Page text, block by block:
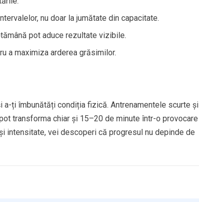
nu doar la jumătate din capacitate.
pot aduce rezultate vizibile.
a maximiza arderea grăsimilor.
a-ți îmbunătăți condiția fizică. Antrenamentele scurte și
transforma chiar și 15–20 de minute într-o provocare
intensitate, vei descoperi că progresul nu depinde de